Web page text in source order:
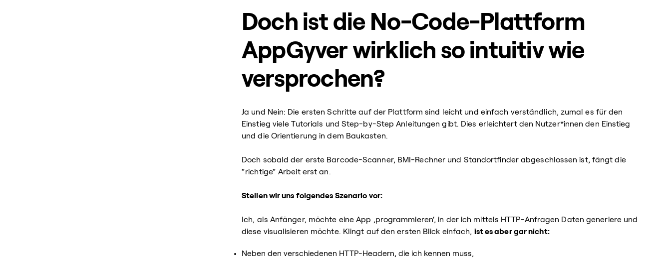
Doch ist die No-Code-Plattform
AppGyver wirklich so intuitiv wie
versprochen?
Ja und Nein: Die ersten Schritte auf der Plattform sind leicht und einfach verständlich, zumal es für den
Einstieg viele Tutorials und Step-by-Step Anleitungen gibt. Dies erleichtert den Nutzer*innen den Einstieg
und die Orientierung in dem Baukasten.
Doch sobald der erste Barcode-Scanner, BMI-Rechner und Standortfinder abgeschlossen ist, fängt die
“richtige“ Arbeit erst an.
Stellen wir uns folgendes Szenario vor:
Ich, als Anfänger, möchte eine App ,programmieren‘, in der ich mittels HTTP-Anfragen Daten generiere und
diese visualisieren möchte. Klingt auf den ersten Blick einfach, ist es aber gar nicht:
Neben den verschiedenen HTTP-Headern, die ich kennen muss,